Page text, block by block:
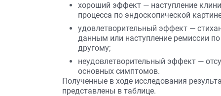
хороший эффект — наступление
процесса по эндоскопической
удовлетворительный эффект —
данным или наступление ремиссии по
другому;
неудовлетворительный эффект —
основных симптомов.
Полученные в ходе исследования
представлены в таблице.